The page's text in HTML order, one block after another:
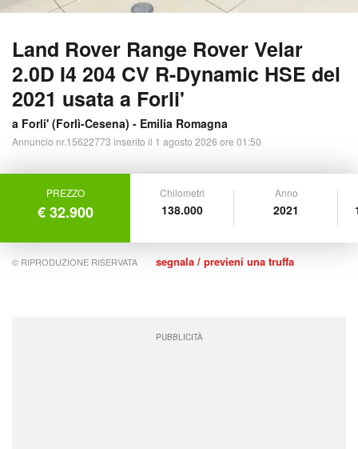
Land Rover Range Rover Velar
2.0D I4 204 CV R-Dynamic HSE del
2021 usata a Forli'
a Forli' (Forlì-Cesena) - Emilia Romagna
Annuncio nr.15622773 inserito il 1 agosto 2026 ore 01:50
PREZZO
€ 32.900
Chilometri
138.000
Anno
2021
© RIPRODUZIONE RISERVATA segnala / previeni una truffa
PUBBLICITÀ